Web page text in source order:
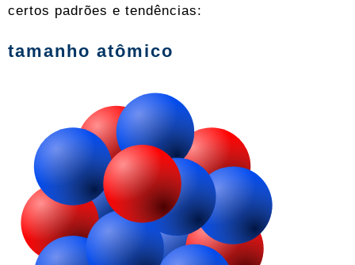
certos padrões e tendências:
tamanho atômico